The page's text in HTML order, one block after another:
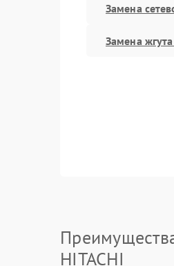
Замена
Замена
HITACHI